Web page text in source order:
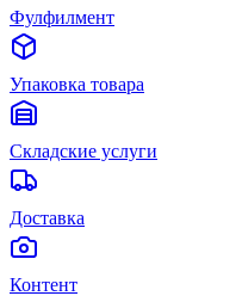
Фулфилмент
Упаковка товара
Складские услуги
Доставка
Контент